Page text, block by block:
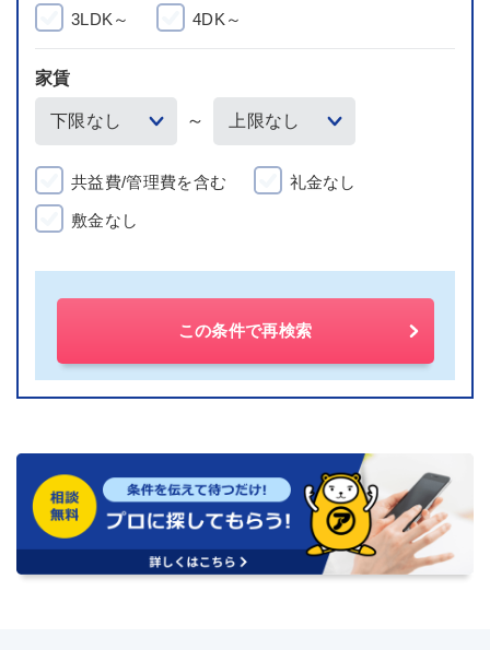
3LDK～ 4DK～
家賃
～
共益費/管理費を含む 礼金なし
敷金なし
この条件で再検索